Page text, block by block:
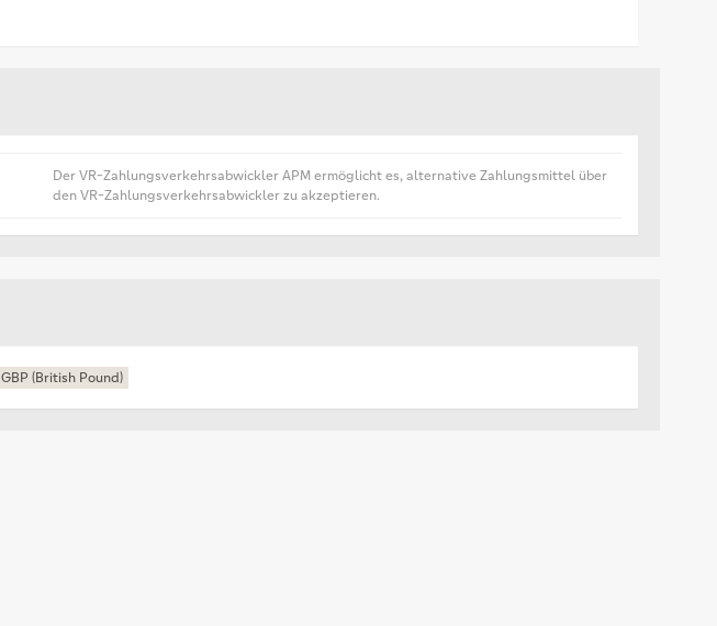
Der VR-Zahlungsverkehrsabwickler APM ermöglicht es, alternative Zahlungsmittel über
den VR-Zahlungsverkehrsabwickler zu akzeptieren.
GBP (British Pound)